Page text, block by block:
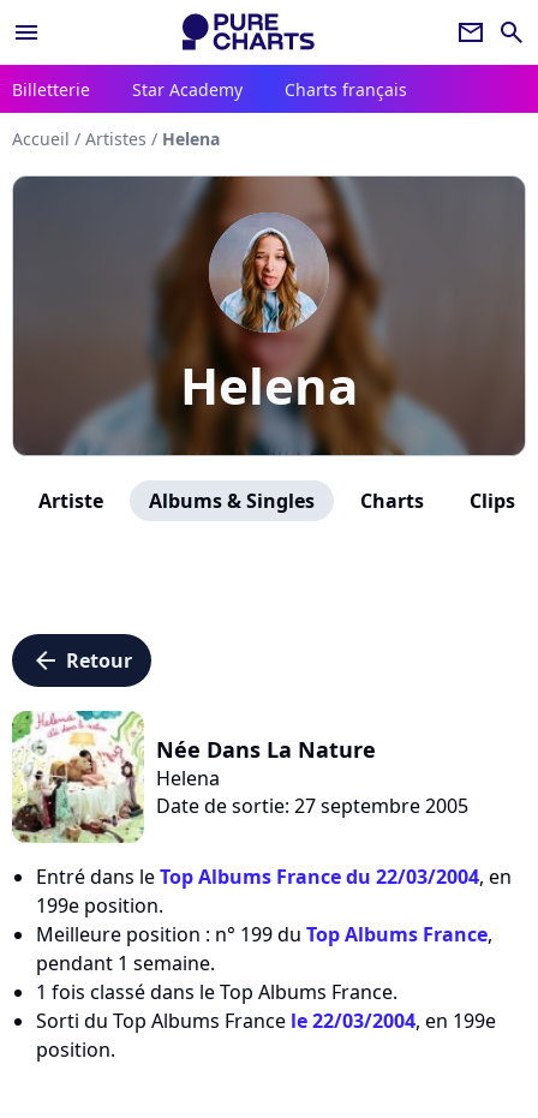
menu newsletter search
Billetterie Star Academy Charts français
Accueil / Artistes / Helena
Helena
Artiste Albums & Singles Charts Clips
arrow_left Retour
Née Dans La Nature
Helena
Date de sortie: 27 septembre 2005
Entré dans leTop Albums France du 22/03/2004, en
199e position.
Meilleure position : n° 199 du Top Albums France,
pendant 1 semaine.
1 fois classé dans le Top Albums France.
Sorti du Top Albums France le 22/03/2004, en 199e
position.